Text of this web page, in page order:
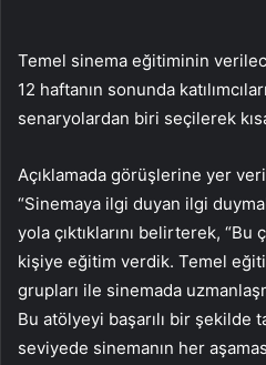
Temel sinema eğitiminin
12 haftanın sonunda
senaryolardan biri seçilerek
Açıklamada görüşlerine yer
“Sinemaya ilgi duyan ilgi
yola çıktıklarını belirterek,
kişiye eğitim verdik. Temel
grupları ile sinemada
Bu atölyeyi başarılı bir şekilde
seviyede sinemanın her